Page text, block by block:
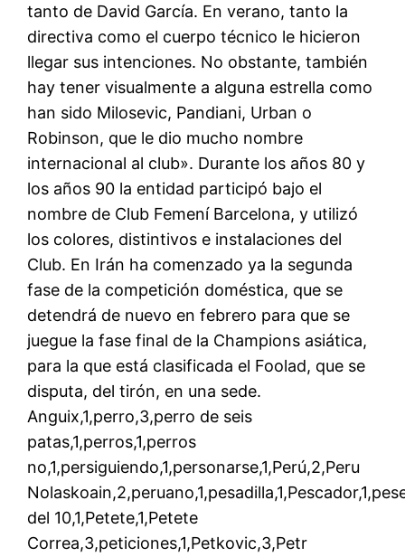
tanto de David García. En verano, tanto la
directiva como el cuerpo técnico le hicieron
llegar sus intenciones. No obstante, también
hay tener visualmente a alguna estrella como
han sido Milosevic, Pandiani, Urban o
Robinson, que le dio mucho nombre
internacional al club». Durante los años 80 y
los años 90 la entidad participó bajo el
nombre de Club Femení Barcelona, y utilizó
los colores, distintivos e instalaciones del
Club. En Irán ha comenzado ya la segunda
fase de la competición doméstica, que se
detendrá de nuevo en febrero para que se
juegue la fase final de la Champions asiática,
para la que está clasificada el Foolad, que se
disputa, del tirón, en una sede.
Anguix,1,perro,3,perro de seis
patas,1,perros,1,perros
no,1,persiguiendo,1,personarse,1,Perú,2,Peru
del 10,1,Petete,1,Petete
Correa,3,peticiones,1,Petkovic,3,Petr